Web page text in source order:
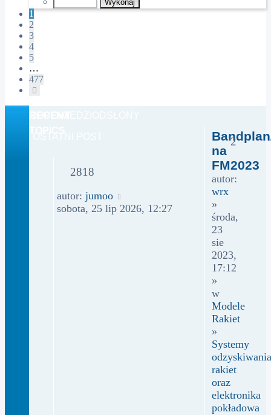
477
1
2
3
4
5
…
477
na
FM2023
autor:
wrx
»
środa,
23
sie
2023,
17:12
»
w
Modele
Rakiet
»
Systemy
odzyskiwania
rakiet
oraz
elektronika
pokładowa
2
2818
autor: jumoo
sobota, 25 lip 2026, 12:27